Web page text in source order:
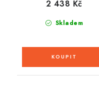
Skladem
2 438 Kč